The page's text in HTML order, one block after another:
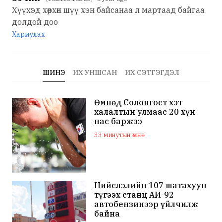
Хүүхэд хөөрхөн шүү хэн байсанаа л мартаад байгаа
долдой доо
Хариулах
ШИНЭ ИХ УНШСАН ИХ СЭТГЭГДЭЛ
Өмнөд Солонгост хэт
халалтын улмаас 20 хүн
нас баржээ
33 минутын өмнө
Нийслэлийн 107 шатахуун
түгээх станц АИ-92
автобензинээр үйлчилж
байна